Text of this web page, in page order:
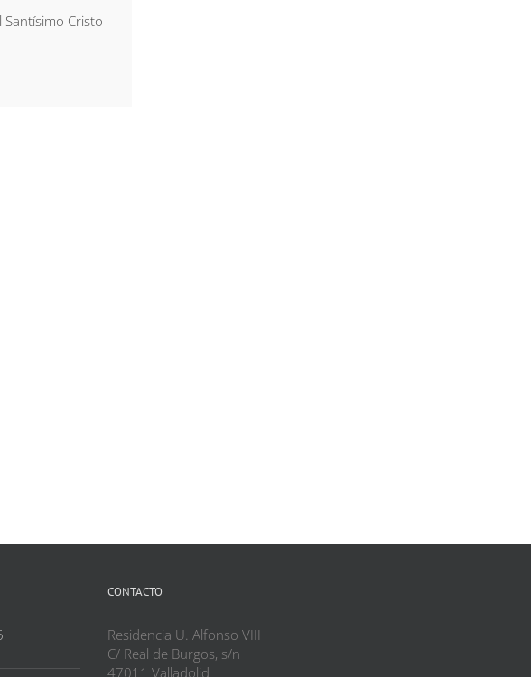
Cristo
CONTACTO
Residencia U. Alfonso VIII
C/ Real de Burgos, s/n
47011 Valladolid